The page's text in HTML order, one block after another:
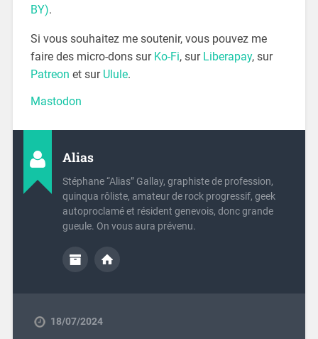
BY).
Si vous souhaitez me soutenir, vous pouvez me
faire des micro-dons sur Ko-Fi, sur Liberapay, sur
Patreon et sur Ulule.
Mastodon
Alias
Stéphane “Alias” Gallay, graphiste de profession,
quinqua rôliste, amateur de rock progressif, geek
autoproclamé et résident genevois, donc grande
gueule. On vous aura prévenu.
18/07/2024